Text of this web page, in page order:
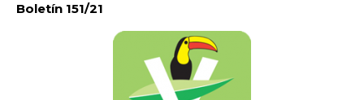
Boletín 151/21